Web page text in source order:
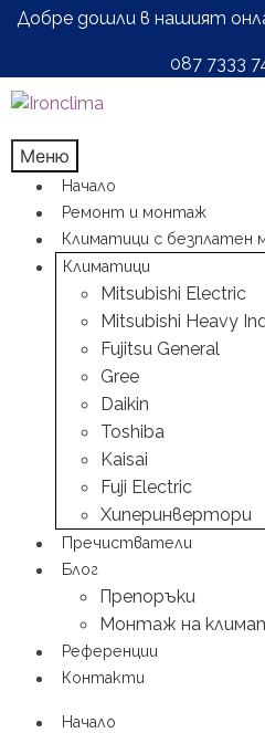
Добре дошли в нашият
087 7333
Skip
navigation
Skip
content
Меню
Начало
Ремонт и монтаж
Климатици с безплатен
Климатици
Mitsubishi Electric
Mitsubishi Heavy
Fujitsu General
Gree
Daikin
Toshiba
Kaisai
Fuji Electric
Хиперинвертори
Пречистватели
Блог
Препоръки
Монтаж на
Референции
Контакти
Начало